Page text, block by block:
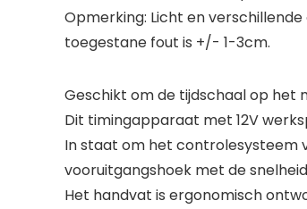
Opmerking: Licht en
toegestane fout is +/- 1-3cm.
Geschikt om de tijdschaal op het
Dit timingapparaat met 12V
In staat om het controlesysteem
vooruitgangshoek met de
Het handvat is ergonomisch